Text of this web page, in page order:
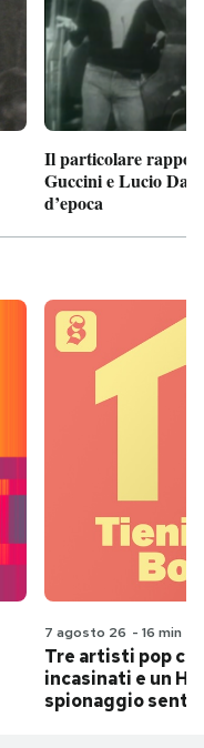
Il particolare
Guccini e Lucio
d’epoca
7 agosto 26 - 16 min
Tre artisti pop
incasinati e un
spionaggio